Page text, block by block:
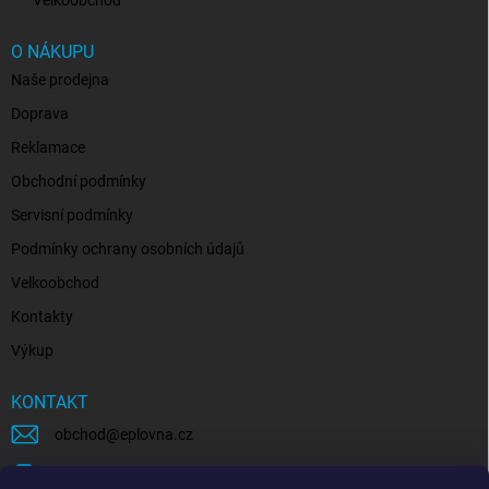
O NÁKUPU
Naše prodejna
Doprava
Reklamace
Obchodní podmínky
Servisní podmínky
Podmínky ochrany osobních údajů
Velkoobchod
Kontakty
Výkup
KONTAKT
obchod @eplovna.cz